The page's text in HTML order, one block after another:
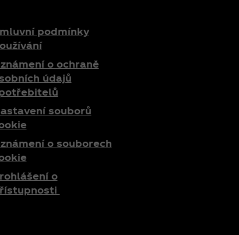
podmínky
o ochraně
údajů
souborů
o souborech
o